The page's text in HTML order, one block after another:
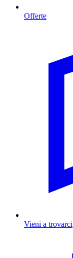
Offerte
Vieni a trovarci